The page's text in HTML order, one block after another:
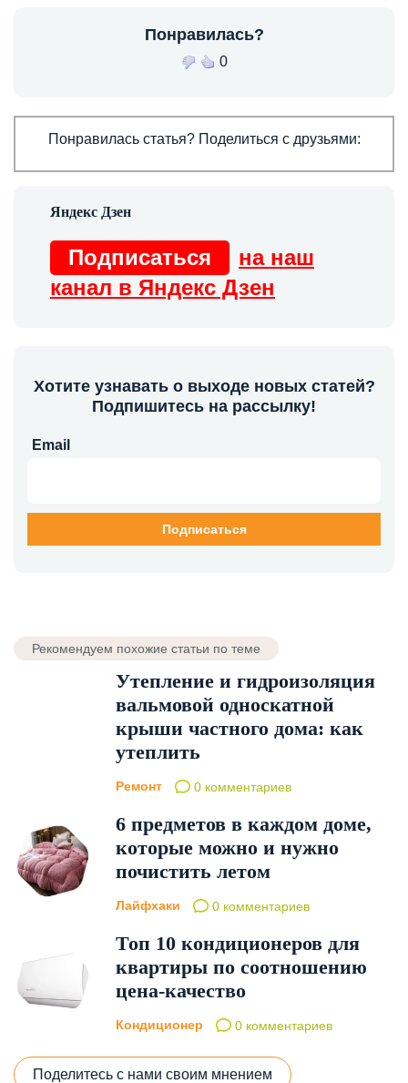
Понравилась?
0
Понравилась статья? Поделиться с друзьями:
Подписаться
на наш
канал в Яндекс Дзен
Хотите узнавать о выходе новых статей?
Подпишитесь на рассылку!
Email
Рекомендуем похожие статьи по теме
Утепление и гидроизоляция
вальмовой односкатной
крыши частного дома: как
утеплить
Ремонт 0 комментариев
6 предметов в каждом доме,
которые можно и нужно
почистить летом
Лайфхаки 0 комментариев
Топ 10 кондиционеров для
квартиры по соотношению
цена-качество
Кондиционер 0 комментариев
Поделитесь с нами своим мнением